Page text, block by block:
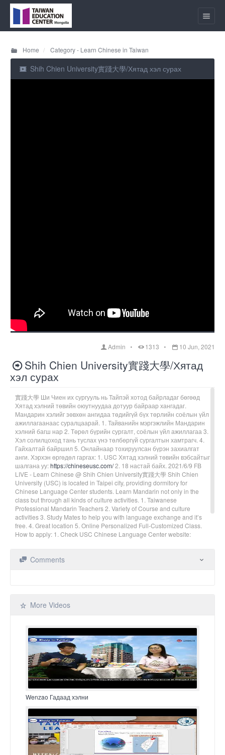
Home Category - Learn Chinese in Taiwan
Shih Chien University實踐大學/Хятад хэл сурах
Admin 1313 10 Jun, 2021
Shih Chien University實踐大學/Хятад
хэл сурах
實踐大學 Ши Чиен их сургууль нь Тайпэй хотод байрладаг бөгөөд
Хятад хэлний төвийн оюутнуудаа дотуур байраар хангадаг.
Мандарин хэлийг зөвхөн ангидаа төдийгүй бүх төрлийн соёлын үйл
ажиллагаанаас суралцаарай. 1. Тайванийн мэргэжлийн Мандарин
хэлний багш нар 2. Төрөл бүрийн сургалт, соёлын үйл ажиллагаа 3.
Хэл солилцоход тань туслах үнэ төлбөргүй сургалтын хамтрагч. 4.
Гайхалтай байршил 5. Онлайнаар тохируулсан бүрэн захиалгат
анги. Хэрхэн өргөдөл гаргах: 1. USC Хятад хэлний төвийн вэбсайтыг
шалгана уу:https://chineseusc.com/2. 18 настай байх. 2021/6/9 FB
LIVE - Learn Chinese @ Shih Chien University實踐大學 Shih Chien
University (USC) is located in Taipei city, providing dormitory for
Chinese Language Center students. Learn Mandarin not only in the
class but through all kinds of culture activities. 1. Taiwanese
Professional Mandarin Teachers 2. Variety of Course and culture
activities 3. Study Mates to help you with language exchange and it’s
free. 4. Great location 5. Online Personalized Full-Customized Class.
How to apply: 1. Check USC Chinese Language Center website:
/Line: @xkm9981p /IG: chineseusc
Comments
More Videos
Wenzao Гадаад хэлни